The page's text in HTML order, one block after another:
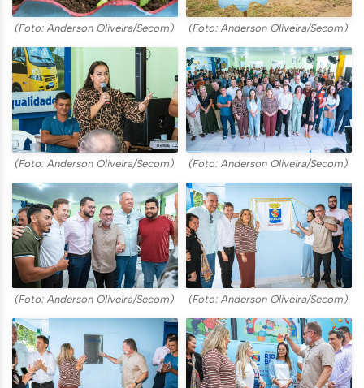
(Foto: Anderson Oliveira/Secom) (Foto: Anderson Oliveira/Secom)
(Foto: Anderson Oliveira/Secom) (Foto: Anderson Oliveira/Secom)
(Foto: Anderson Oliveira/Secom) (Foto: Anderson Oliveira/Secom)